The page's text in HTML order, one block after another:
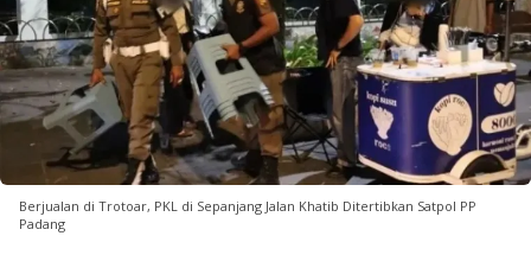
Berjualan di Trotoar, PKL di Sepanjang Jalan Khatib Ditertibkan Satpol PP
Padang